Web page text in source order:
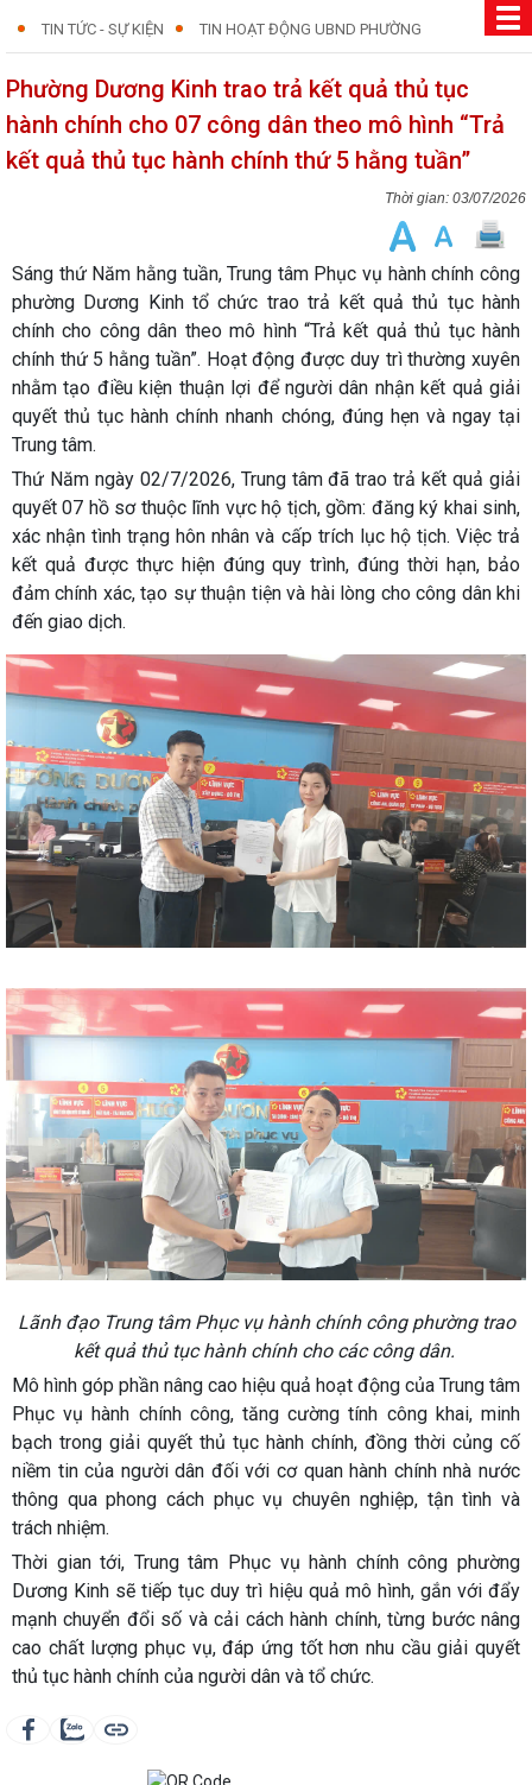
TIN TỨC - SỰ KIỆN TIN HOẠT ĐỘNG UBND PHƯỜNG
Phường Dương Kinh trao trả kết quả thủ tục
hành chính cho 07 công dân theo mô hình “Trả
kết quả thủ tục hành chính thứ 5 hằng tuần”
03/07/2026
Sáng thứ Năm hằng tuần, Trung tâm Phục vụ hành chính công
phường Dương Kinh tổ chức trao trả kết quả thủ tục hành
chính cho công dân theo mô hình “Trả kết quả thủ tục hành
chính thứ 5 hằng tuần”. Hoạt động được duy trì thường xuyên
nhằm tạo điều kiện thuận lợi để người dân nhận kết quả giải
quyết thủ tục hành chính nhanh chóng, đúng hẹn và ngay tại
Trung tâm.
Thứ Năm ngày 02/7/2026, Trung tâm đã trao trả kết quả giải
quyết 07 hồ sơ thuộc lĩnh vực hộ tịch, gồm: đăng ký khai sinh,
xác nhận tình trạng hôn nhân và cấp trích lục hộ tịch. Việc trả
kết quả được thực hiện đúng quy trình, đúng thời hạn, bảo
đảm chính xác, tạo sự thuận tiện và hài lòng cho công dân khi
đến giao dịch.
Lãnh đạo Trung tâm Phục vụ hành chính công phường trao
kết quả thủ tục hành chính cho các công dân.
Mô hình góp phần nâng cao hiệu quả hoạt động của Trung tâm
Phục vụ hành chính công, tăng cường tính công khai, minh
bạch trong giải quyết thủ tục hành chính, đồng thời củng cố
niềm tin của người dân đối với cơ quan hành chính nhà nước
thông qua phong cách phục vụ chuyên nghiệp, tận tình và
trách nhiệm.
Thời gian tới, Trung tâm Phục vụ hành chính công phường
Dương Kinh sẽ tiếp tục duy trì hiệu quả mô hình, gắn với đẩy
mạnh chuyển đổi số và cải cách hành chính, từng bước nâng
cao chất lượng phục vụ, đáp ứng tốt hơn nhu cầu giải quyết
thủ tục hành chính của người dân và tổ chức.